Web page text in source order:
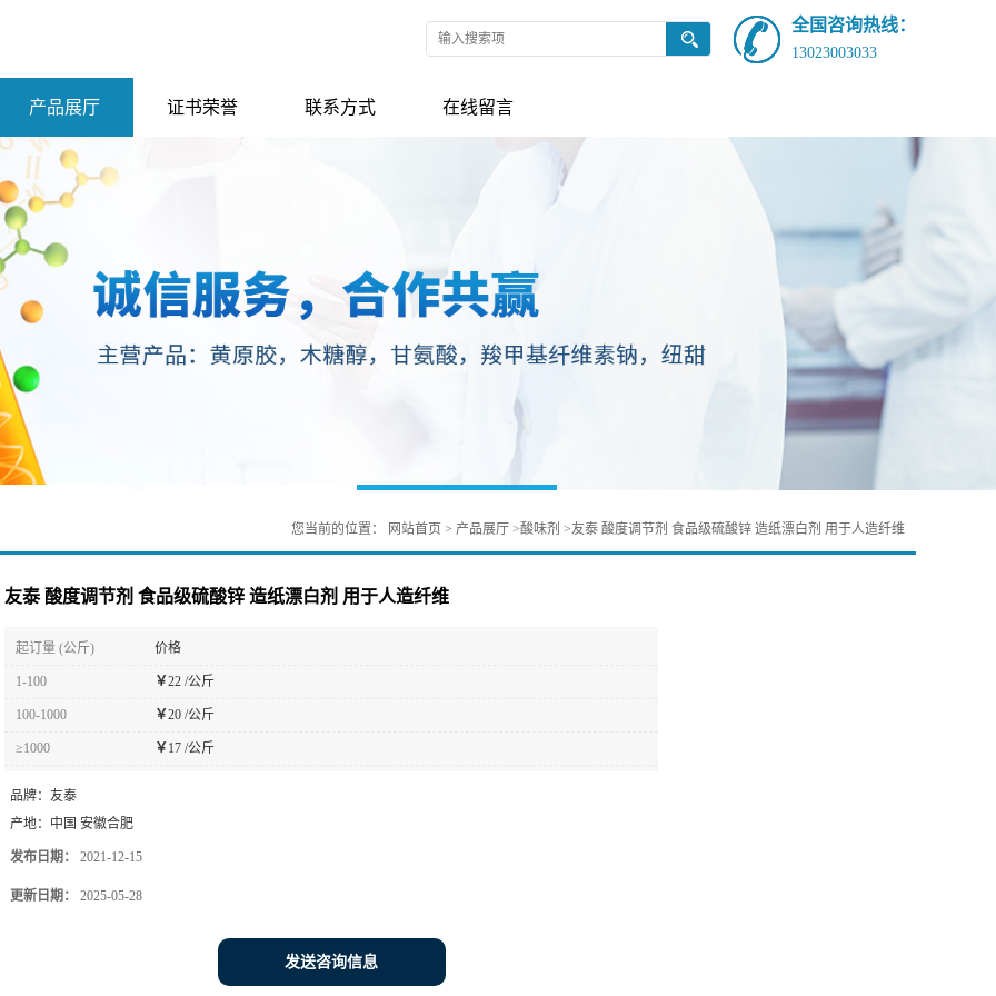
全国咨询热线：
13023003033
产品展厅 证书荣誉 联系方式 在线留言
您当前的位置： 网站首页 > 产品展厅 >酸味剂 >友泰 酸度调节剂 食品级硫酸锌 造纸漂白剂 用于人造纤维
友泰 酸度调节剂 食品级硫酸锌 造纸漂白剂 用于人造纤维
起订量 (公斤) 价格
1-100 ￥22 /公斤
100-1000 ￥20 /公斤
≥1000 ￥17 /公斤
品牌： 友泰
产地： 中国 安徽合肥
发布日期： 2021-12-15
更新日期： 2025-05-28
发送咨询信息